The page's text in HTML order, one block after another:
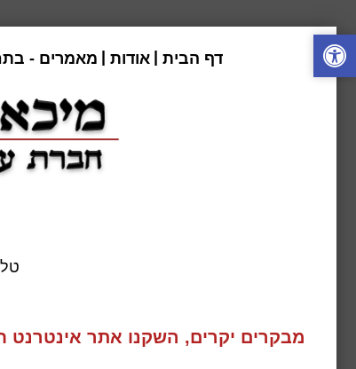
דף הבית אודות מאמרים -
מבקרים יקרים, השקנו אתר אינטרנט